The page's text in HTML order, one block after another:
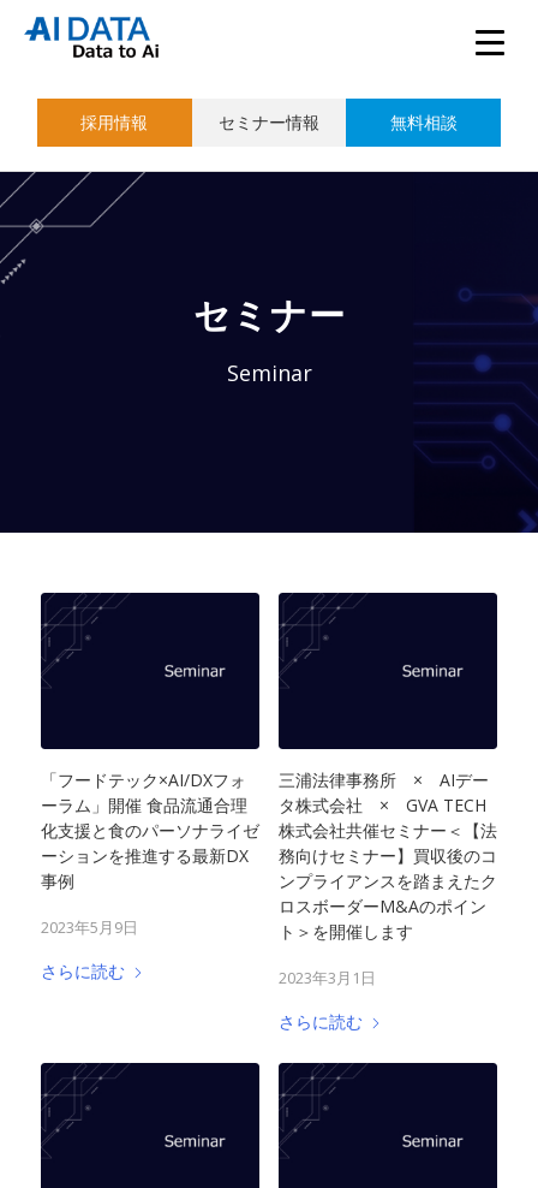
採用情報 セミナー情報 無料相談
セミナー
Seminar
「フードテック×AI/DXフォ
ーラム」開催 食品流通合理
化支援と食のパーソナライゼ
ーションを推進する最新DX
事例
2023年5月9日
さらに読む
三浦法律事務所 × AIデー
タ株式会社 × GVA TECH
株式会社共催セミナー＜【法
務向けセミナー】買収後のコ
ンプライアンスを踏まえたク
ロスボーダーM&Aのポイン
ト＞を開催します
2023年3月1日
さらに読む